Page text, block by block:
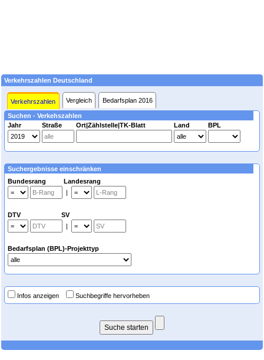
Verkehrszahlen Deutschland
Verkehrszahlen Vergleich Bedarfsplan 2016
Suchen - Verkehszahlen
Jahr
Straße Ort|Zählstelle|TK-Blatt Land BPL
Suchergebnisse einschränken
Bundesrang Landesrang
|
DTV SV
|
Bedarfsplan (BPL)-Projekttyp
Infos anzeigen Suchbegriffe hervorheben